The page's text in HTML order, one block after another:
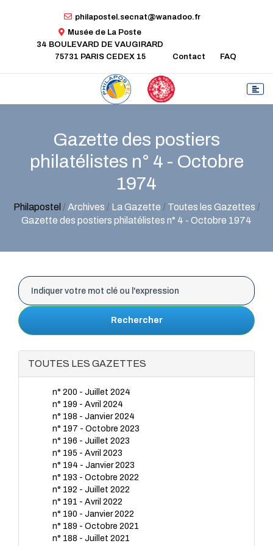
philapostel.secnat@wanadoo.fr
Musée de La Poste
34 BOULEVARD DE VAUGIRARD
75731 PARIS CEDEX 15
Contact FAQ
Gazette des postiers
philatélistes n° 4 - Octobre
1974
Philapostel /Archives / La Gazette / Toutes les Gazettes /
Gazette des postiers philatélistes n° 4 - Octobre 1974
Rechercher
TOUTES LES GAZETTES
n° 200 - Juillet 2024
n° 199 - Avril 2024
n° 198 - Janvier 2024
n° 197 - Octobre 2023
n° 196 - Juillet 2023
n° 195 - Avril 2023
n° 194 - Janvier 2023
n° 193 - Octobre 2022
n° 192 - Juillet 2022
n° 191 - Avril 2022
n° 190 - Janvier 2022
n° 189 - Octobre 2021
n° 188 - Juillet 2021